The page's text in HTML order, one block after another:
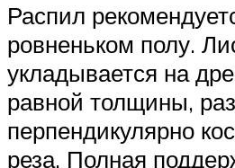
Распил
ровненьком полу.
укладывается на
равной толщины,
перпендикулярно
реза. Полная